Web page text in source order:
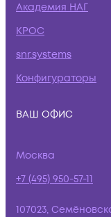
Академия НАГ
КРОС
snr.systems
Конфигураторы
ВАШ ОФИС
Москва
+7 (495) 950-57-11
107023,